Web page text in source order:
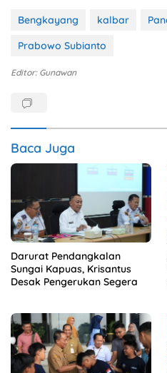
Bengkayang kalbar
Prabowo Subianto
Editor: Gunawan
Baca Juga
Darurat Pendangkalan
Sungai Kapuas, Krisantus
Desak Pengerukan Segera